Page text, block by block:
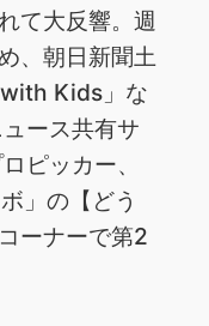
て大反響。週
、朝日新聞土
Kids」な
ース共有サ
ピッカー、
」の【どう
ーナーで第2